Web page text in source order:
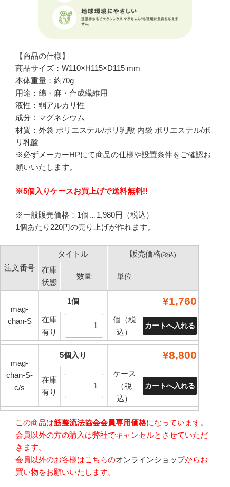
【商品の仕様】
商品サイズ：W110×H115×D115 mm
本体重量：約70g
用途：綿・麻・合成繊維用
液性：弱アルカリ性
成分：マグネシウム
材質：外袋 ポリエステル/ポリ乳酸 内袋 ポリエステル/ポ
リ乳酸
※必ずメーカーHPにて商品の仕様や設置条件をご確認お
願いいたします。
※5個入りケースお買上げで送料無料!!
※一般販売価格：1個…1,980円（税込）
1個あたり220円の売り上げが作れます。
注文番号
タイトル 販売価格(税込)
在庫
状態
数量 単位
mag-
chan-S
1個 ¥1,760
在庫
有り
個（税
込）
mag-
chan-S-
c/s
5個入り ¥8,800
在庫
有り
ケース
（税
込）
この商品は筋整流法協会会員専用価格になっています。
会員以外の方の購入は弊社でキャンセルとさせていただ
きます。
会員以外のお客様はこちらのオンラインショップからお
買い物をお願いいたします。